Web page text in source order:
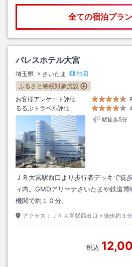
全ての宿泊プラ
パレスホテル大宮
埼玉県 さいたま
地図
ふるさと納税対象施設
お客様アンケート評価
るるぶトラベル評価
駅徒歩5分
ＪＲ大宮駅西口より歩行者デッキで徒
ィ内。GMOアリーナさいたまや鉄道
機関で約１０分。
アクセス： ＪＲ大宮駅西出口→徒歩約３分
税込